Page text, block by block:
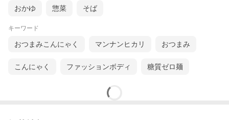
おかゆ 惣菜 そば
キーワード
おつまみこんにゃく マンナンヒカリ おつまみ
こんにゃく ファッションボディ 糖質ゼロ麺